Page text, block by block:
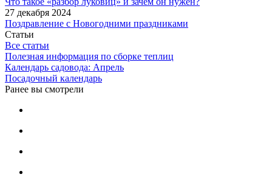
27 декабря 2024
Поздравление с Новогодними праздниками
Статьи
Все статьи
Полезная информация по сборке теплиц
Календарь садовода: Апрель
Посадочный календарь
Ранее вы смотрели